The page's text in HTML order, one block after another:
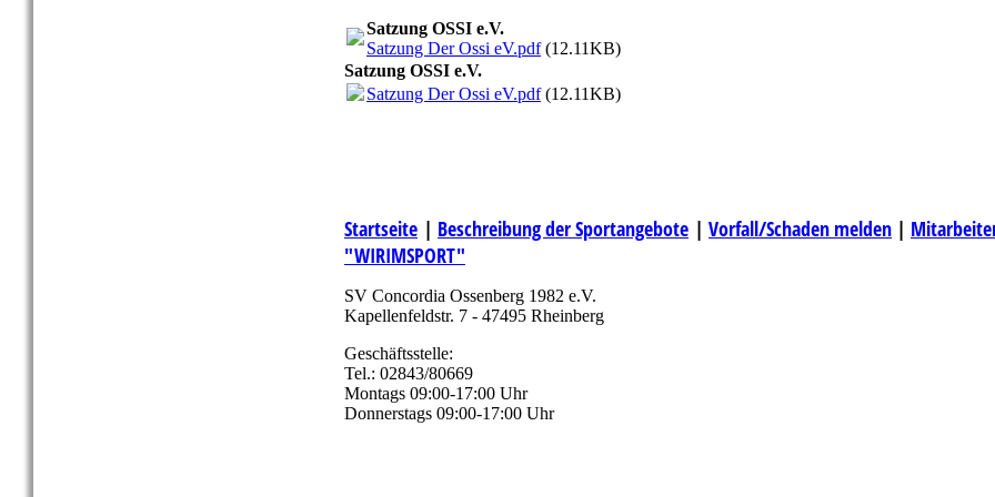
Satzung OSSI e.V.
Satzung Der Ossi eV.pdf(12.11KB)
Satzung OSSI e.V.
Satzung Der Ossi eV.pdf(12.11KB)
Startseite | Beschreibung der Sportangebote | Vorfall/Schaden melden |
"WIRIMSPORT"
SV Concordia Ossenberg 1982 e.V.
Kapellenfeldstr. 7 - 47495 Rheinberg
Geschäftsstelle:
Tel.: 02843/80669
Montags 09:00-17:00 Uhr
Donnerstags 09:00-17:00 Uhr